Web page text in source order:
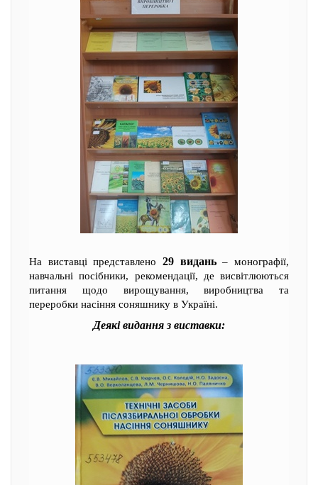
На виставці представлено 29 видань– монографії,
навчальні посібники, рекомендації, де висвітлюються
питання щодо вирощування, виробництва та
переробки насіння соняшнику в Україні.
Деякі видання з виставки: